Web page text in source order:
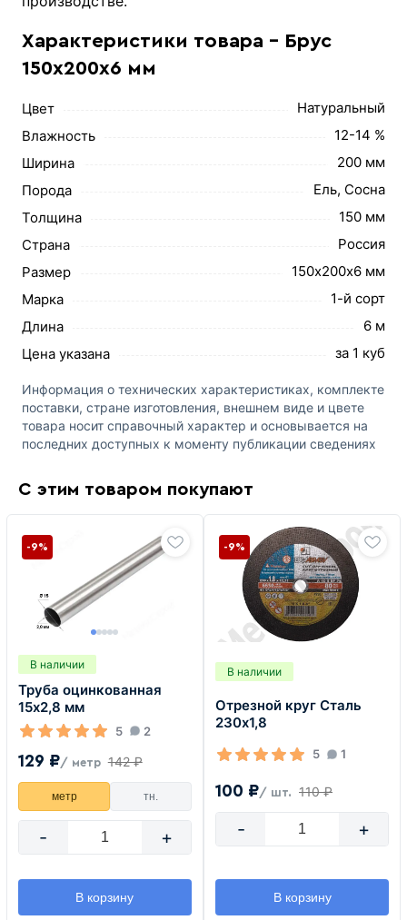
Характеристики товара - Брус
150х200х6 мм
Цвет
Натуральный
Влажность
12-14 %
Ширина
200 мм
Порода
Ель, Сосна
Толщина
150 мм
Страна
Россия
Размер
150х200х6 мм
Марка
1-й сорт
Длина
6 м
Цена указана
за 1 куб
Информация о технических характеристиках, комплекте
поставки, стране изготовления, внешнем виде и цвете
товара носит справочный характер и основывается на
последних доступных к моменту публикации сведениях
С этим товаром покупают
В наличии
Труба оцинкованная
15х2,8 мм
5 2
129 ₽/ метр 142 ₽
-9%
метр тн.
- +
В корзину
В наличии
Отрезной круг Сталь
230х1,8
5 1
100 ₽/ шт. 110 ₽
-9%
- +
В корзину